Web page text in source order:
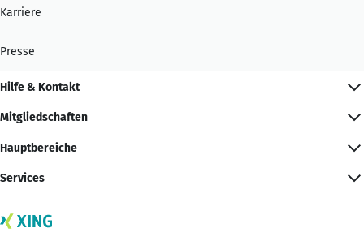
Karriere
Presse
Hilfe & Kontakt
Mitgliedschaften
Hauptbereiche
Services